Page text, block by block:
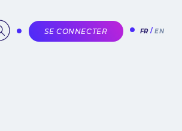
SE CONNECTER FR EN